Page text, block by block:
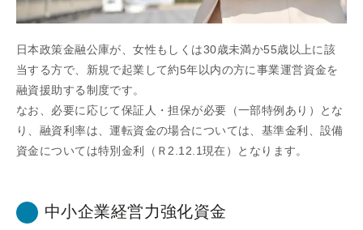
日本政策金融公庫が、女性もしくは30歳未満か55歳以上に該
当する方で、新規で起業して約5年以内の方に事業運営資金を
融資援助する制度です。
なお、必要に応じて保証人・担保が必要（一部特例あり）とな
り、融資利率は、運転資金の場合については、基準金利、設備
資金については特別金利（Ｒ2.12.1現在）となります。
中小企業経営力強化資金